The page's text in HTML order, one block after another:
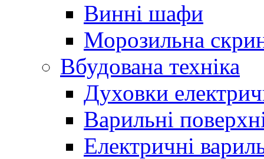
Винні шафи
Морозильна
Вбудована техніка
Духовки
Варильні
Електричні